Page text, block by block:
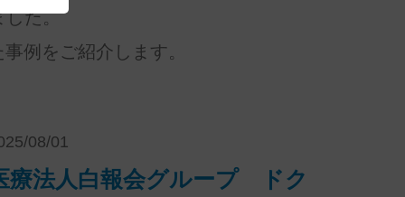
した。
例をご紹介します。
08/01
療法人白報会グループ ドク